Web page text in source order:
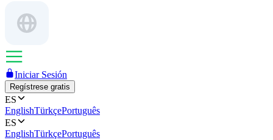
Iniciar Sesión
Regístrese gratis
ES
EnglishTürkçePortuguês
ES
EnglishTürkçePortuguês